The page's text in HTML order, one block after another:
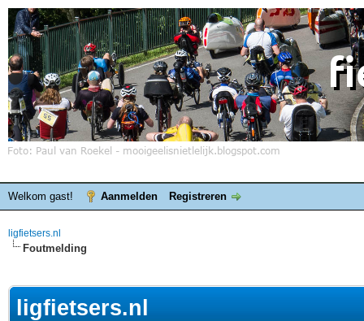
Welkom gast! Aanmelden Registreren
ligfietsers.nl
Foutmelding
ligfietsers.nl